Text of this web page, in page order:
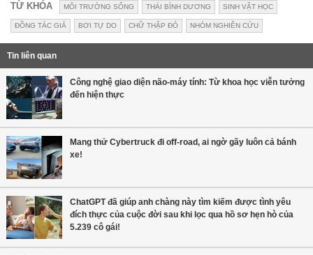
TỪ KHÓA MÔI TRƯỜNG SỐNG THÁI BÌNH DƯƠNG SINH VẬT HỌC
ĐỒNG TÁC GIẢ BƠI TỰ DO CHỮ THẬP ĐỎ NHÓM NGHIÊN CỨU
Tin liên quan
Công nghệ giao diện não-máy tính: Từ khoa học viễn tưởng
đến hiện thực
Mang thử Cybertruck đi off-road, ai ngờ gãy luôn cả bánh
xe!
ChatGPT đã giúp anh chàng này tìm kiếm được tình yêu
đích thực của cuộc đời sau khi lọc qua hồ sơ hẹn hò của
5.239 cô gái!